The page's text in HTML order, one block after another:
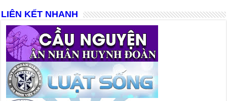
LIÊN KẾT NHANH